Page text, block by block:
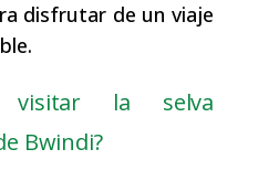
disfrutar de un viaje
visitar la selva
Bwindi?